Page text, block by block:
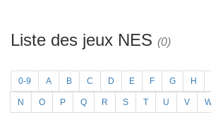
Liste des jeux NES (0)
0-9 A B C D E F G H
N O P Q R S T U V